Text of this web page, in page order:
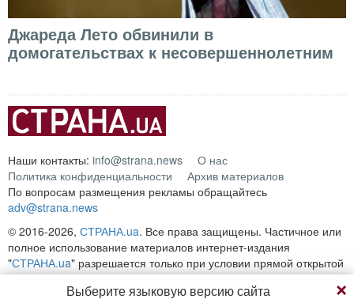
Джареда Лето обвинили в
домогательствах к несовершеннолетним
Наши контакты: info@strana.news
О нас
Политика конфиденциальности
Архив материалов
По вопросам размещения рекламы обращайтесь
adv@strana.news
© 2016-2026, СТРАНА.ua. Все права защищены. Частичное или
полное использование материалов интернет-издания
"СТРАНА.ua" разрешается только при условии прямой открытой
для поисковых систем гиперссылки на непосредственный адрес
материала на сайтеstrana.ua
Выберите языковую версию сайта